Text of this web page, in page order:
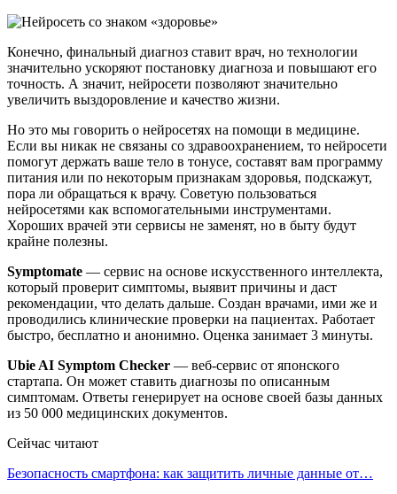
Конечно, финальный диагноз ставит врач, но технологии
значительно ускоряют постановку диагноза и повышают его
точность. А значит, нейросети позволяют значительно
увеличить выздоровление и качество жизни.
Но это мы говорить о нейросетях на помощи в медицине.
Если вы никак не связаны со здравоохранением, то нейросети
помогут держать ваше тело в тонусе, составят вам программу
питания или по некоторым признакам здоровья, подскажут,
пора ли обращаться к врачу. Советую пользоваться
нейросетями как вспомогательными инструментами.
Хороших врачей эти сервисы не заменят, но в быту будут
крайне полезны.
Symptomate — сервис на основе искусственного интеллекта,
который проверит симптомы, выявит причины и даст
рекомендации, что делать дальше. Создан врачами, ими же и
проводились клинические проверки на пациентах. Работает
быстро, бесплатно и анонимно. Оценка занимает 3 минуты.
Ubie AI Symptom Checker — веб-сервис от японского
стартапа. Он может ставить диагнозы по описанным
симптомам. Ответы генерирует на основе своей базы данных
из 50 000 медицинских документов.
Сейчас читают
Безопасность смартфона: как защитить личные данные от…